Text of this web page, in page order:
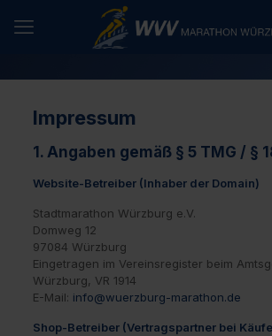
Impressum
1. Angaben gemäß § 5 TMG / §
Website-Betreiber (Inhaber der Domain)
Stadtmarathon Würzburg e.V.
Domweg 12
97084 Würzburg
Eingetragen im Vereinsregister beim
Würzburg, VR 1914
E-Mail: info@wuerzburg-marathon.de
Shop-Betreiber (Vertragspartner bei